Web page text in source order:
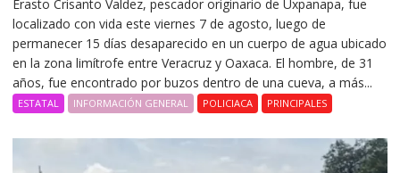
Erasto Crisanto Valdez, pescador originario de Uxpanapa, fue
localizado con vida este viernes 7 de agosto, luego de
permanecer 15 días desaparecido en un cuerpo de agua ubicado
en la zona limítrofe entre Veracruz y Oaxaca. El hombre, de 31
años, fue encontrado por buzos dentro de una cueva, a más...
ESTATAL INFORMACIÓN GENERAL POLICIACA PRINCIPALES